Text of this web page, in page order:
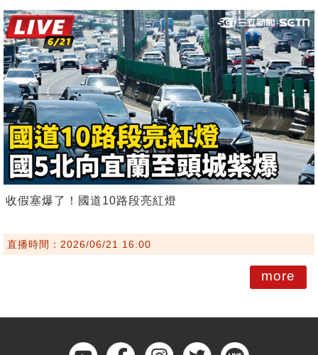
收假塞爆了！國道10路段亮紅燈
直播時間：2026/06/21 16:00
more